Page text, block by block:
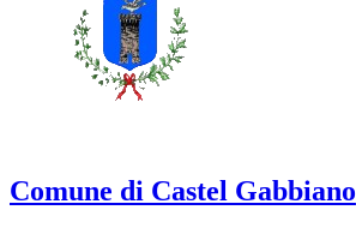
Comune di Castel Gabbiano